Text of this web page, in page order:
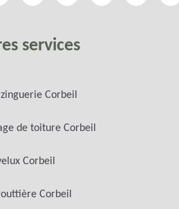
services
Corbeil
de toiture Corbeil
Corbeil
Corbeil